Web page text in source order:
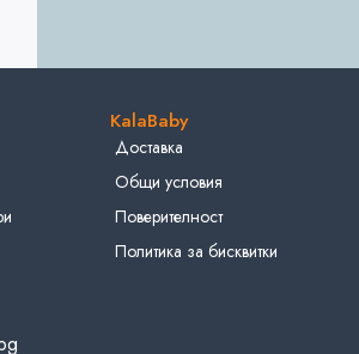
KalaBaby
Доставка
Общи условия
Поверителност
Политика за бисквитки